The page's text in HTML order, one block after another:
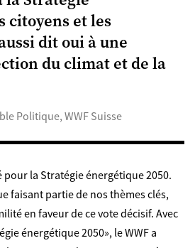
citoyens et les
dit oui à une
du climat et de la
Politique, WWF Suisse
pour la Stratégie énergétique 2050.
faisant partie de nos thèmes clés,
en faveur de ce vote décisif. Avec
énergétique 2050», le WWF a